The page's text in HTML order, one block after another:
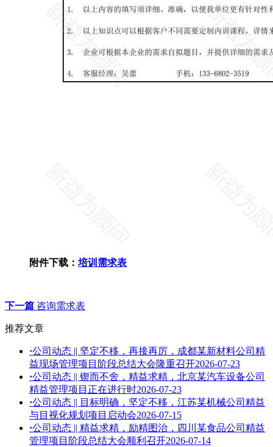
附件下载： 培训需求表
下一篇 咨询需求表
推荐文章
·公司动态 || 坚定不移，再接再厉，成都某新材料公司精
益现场管理项目阶段总结大会隆重召开2026-07-23
·公司动态 || 锲而不舍，精益求精，北京某汽车设备公司
精益管理项目正在进行时2026-07-23
·公司动态 || 目标明确，坚定不移，江苏某机械公司精益
与目视化规划项目启动会2026-07-15
·公司动态 || 精益求精，励精图治，四川某食品公司精益
管理项目阶段总结大会顺利召开2026-07-14